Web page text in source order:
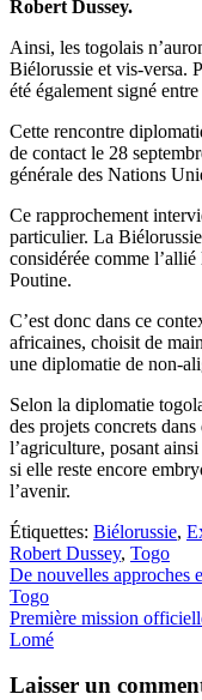
Robert Dussey.
Ainsi, les togolais
Biélorussie et vis-versa.
été également signé
Cette rencontre
de contact le 28
générale des Nations
Ce rapprochement
particulier. La
considérée comme
Poutine.
C’est donc dans ce
africaines, choisit de
une diplomatie de non-
Selon la diplomatie
des projets concrets
l’agriculture, posant
si elle reste encore
l’avenir.
Étiquettes: Biélorussie,
Robert Dussey, Togo
Navigation
de
l’article
De nouvelles approches
Togo
Première mission
Lomé
Laisser un